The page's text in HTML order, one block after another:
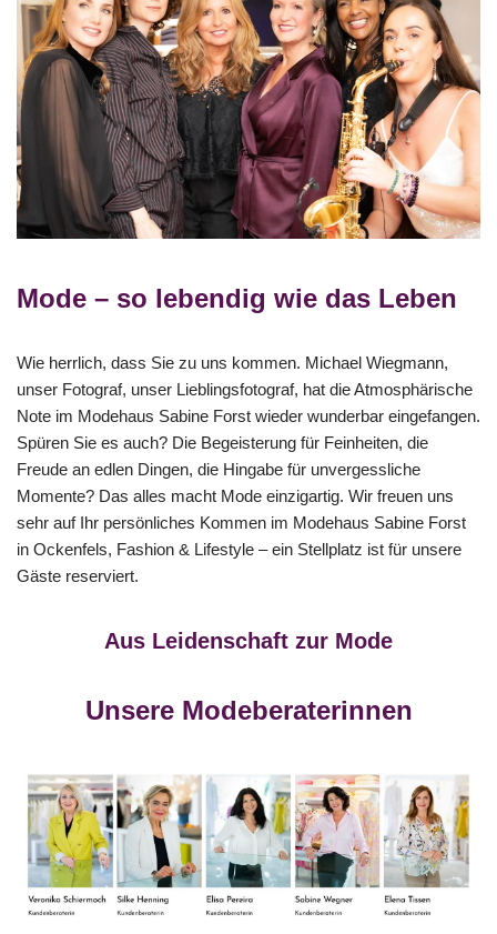
Mode – so lebendig wie das Leben
Wie herrlich, dass Sie zu uns kommen. Michael Wiegmann,
unser Fotograf, unser Lieblingsfotograf, hat die Atmosphärische
Note im Modehaus Sabine Forst wieder wunderbar eingefangen.
Spüren Sie es auch? Die Begeisterung für Feinheiten, die
Freude an edlen Dingen, die Hingabe für unvergessliche
Momente? Das alles macht Mode einzigartig. Wir freuen uns
sehr auf Ihr persönliches Kommen im Modehaus Sabine Forst
in Ockenfels, Fashion & Lifestyle – ein Stellplatz ist für unsere
Gäste reserviert.
Aus Leidenschaft zur Mode
Unsere Modeberaterinnen